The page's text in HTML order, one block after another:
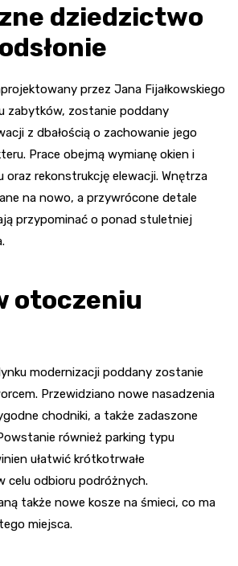
dziedzictwo
przez Jana Fijałkowskiego
zabytków, zostanie poddany
z dbałością o zachowanie jego
Prace obejmą wymianę okien i
oraz rekonstrukcję elewacji. Wnętrza
na nowo, a przywrócone detale
przypominać o ponad stuletniej
otoczeniu
modernizacji poddany zostanie
Przewidziano nowe nasadzenia
chodniki, a także zadaszone
również parking typu
ułatwić krótkotrwałe
celu odbioru podróżnych.
także nowe kosze na śmieci, co ma
miejsca.